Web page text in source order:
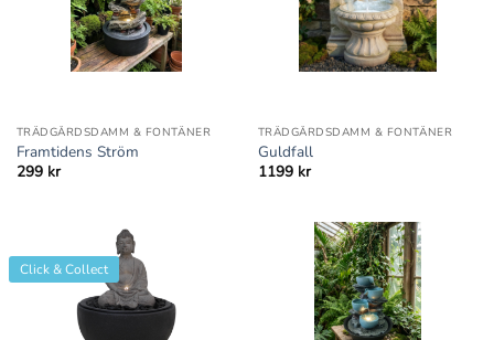
TRÄDGÅRDSDAMM & FONTÄNER
Framtidens Ström
299 kr
TRÄDGÅRDSDAMM & FONTÄNER
Guldfall
1199 kr
Click & Collect